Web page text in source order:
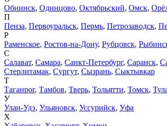
Обнинск, Одинцово, Октябрьский, Омск,
П
Пенза, Первоуральск, Пермь, Петрозаводск,
Р
Раменское, Ростов-на-Дону, Рубцовск,
С
Салават, Самара, Санкт-Петербург, Саранск,
Стерлитамак, Сургут, Сызрань, Сыктывкар
Т
Таганрог, Тамбов, Тверь, Тольятти, Томск,
У
Улан-Удэ, Ульяновск, Уссурийск, Уфа
Х